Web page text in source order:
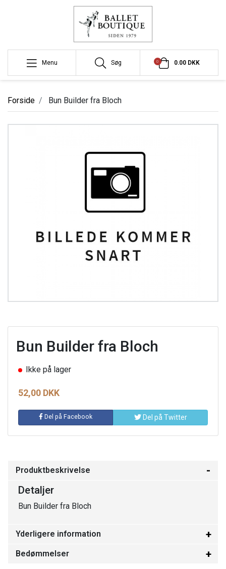
Menu Søg 0 0.00 DKK
Forside Bun Builder fra Bloch
Bun Builder fra Bloch
Ikke på lager
52,00 DKK
Del på Facebook Del på Twitter
Produktbeskrivelse
Detaljer
Bun Builder fra Bloch
Yderligere information
Bedømmelser